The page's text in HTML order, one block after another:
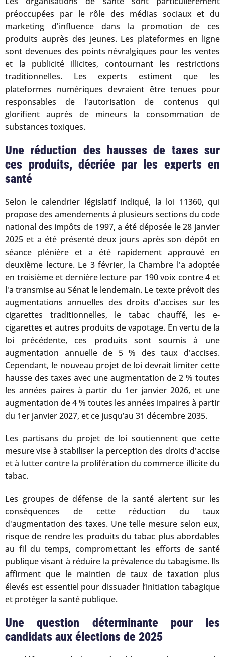
préoccupées par le rôle des médias sociaux et du
marketing d'influence dans la promotion de ces
produits auprès des jeunes. Les plateformes en ligne
sont devenues des points névralgiques pour les ventes
et la publicité illicites, contournant les restrictions
traditionnelles. Les experts estiment que les
plateformes numériques devraient être tenues pour
responsables de l'autorisation de contenus qui
glorifient auprès de mineurs la consommation de
substances toxiques.
Une réduction des hausses de taxes sur
ces produits, décriée par les experts en
santé
Selon le calendrier législatif indiqué, la loi 11360, qui
propose des amendements à plusieurs sections du code
national des impôts de 1997, a été déposée le 28 janvier
2025 et a été présenté deux jours après son dépôt en
séance plénière et a été rapidement approuvé en
deuxième lecture. Le 3 février, la Chambre l'a adoptée
en troisième et dernière lecture par 190 voix contre 4 et
l'a transmise au Sénat le lendemain. Le texte prévoit des
augmentations annuelles des droits d'accises sur les
cigarettes traditionnelles, le tabac chauffé, les e-
cigarettes et autres produits de vapotage. En vertu de la
loi précédente, ces produits sont soumis à une
augmentation annuelle de 5 % des taux d'accises.
Cependant, le nouveau projet de loi devrait limiter cette
hausse des taxes avec une augmentation de 2 % toutes
les années paires à partir du 1er janvier 2026, et une
augmentation de 4 % toutes les années impaires à partir
du 1er janvier 2027, et ce jusqu’au 31 décembre 2035.
Les partisans du projet de loi soutiennent que cette
mesure vise à stabiliser la perception des droits d'accise
et à lutter contre la prolifération du commerce illicite du
tabac.
Les groupes de défense de la santé alertent sur les
conséquences de cette réduction du taux
d'augmentation des taxes. Une telle mesure selon eux,
risque de rendre les produits du tabac plus abordables
au fil du temps, compromettant les efforts de santé
publique visant à réduire la prévalence du tabagisme. Ils
affirment que le maintien de taux de taxation plus
élevés est essentiel pour dissuader l’initiation tabagique
et protéger la santé publique.
Une question déterminante pour les
candidats aux élections de 2025